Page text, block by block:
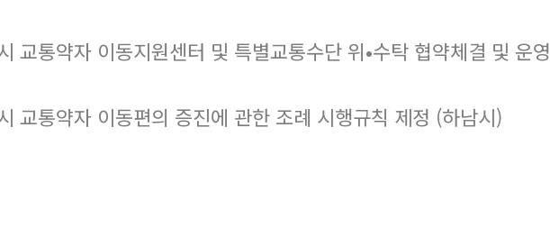
교통약자 이동지원센터 및 특별교통수단 위•수탁 협약체결 및 운영
교통약자 이동편의 증진에 관한 조례 시행규칙 제정 (하남시)